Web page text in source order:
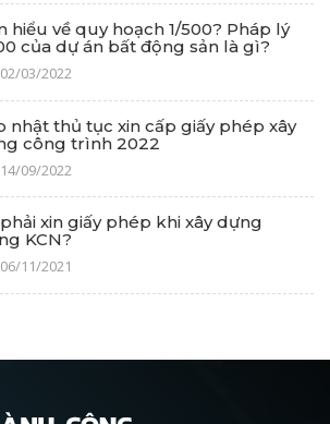
hiểu về quy hoạch 1/500? Pháp lý
của dự án bất động sản là gì?
02/03/2022
nhật thủ tục xin cấp giấy phép xây
công trình 2022
14/09/2022
xin giấy phép khi xây dựng
KCN?
06/11/2021